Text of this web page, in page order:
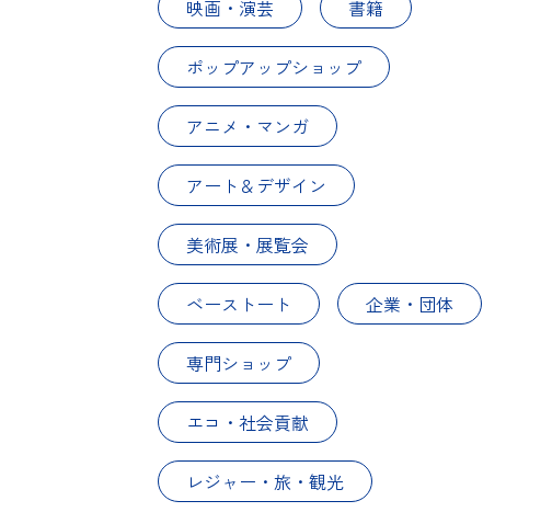
映画・演芸 書籍
ポップアップショップ
アニメ・マンガ
アート＆デザイン
美術展・展覧会
ベーストート 企業・団体
専門ショップ
エコ・社会貢献
レジャー・旅・観光